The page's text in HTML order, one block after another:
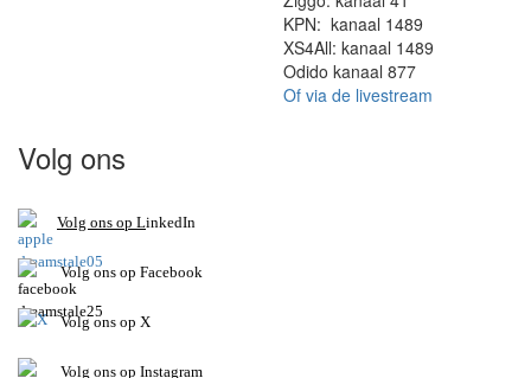
KPN: kanaal 1489
XS4All: kanaal 1489
Odido kanaal 877
Of via de livestream
Volg ons
Volg ons op LinkedIn
Volg ons op Facebook
Volg ons op X
Volg ons op Instagram